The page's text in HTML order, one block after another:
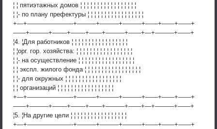
¦ ¦ пятиэтажных домов ¦ ¦ ¦ ¦ ¦ ¦ ¦ ¦ ¦ ¦ ¦ ¦ ¦ ¦ ¦ ¦ ¦
¦ ¦- по плану префектуры ¦ ¦ ¦ ¦ ¦ ¦ ¦ ¦ ¦ ¦ ¦ ¦ ¦ ¦ ¦ ¦ ¦
+—+———————-+———+———+———+——+——+——+
——+———+——-+——-+——+———+——+—+———+——+
¦4. ¦Для работников ¦ ¦ ¦ ¦ ¦ ¦ ¦ ¦ ¦ ¦ ¦ ¦ ¦ ¦ ¦ ¦ ¦
¦ ¦орг. гор. хозяйства: ¦ ¦ ¦ ¦ ¦ ¦ ¦ ¦ ¦ ¦ ¦ ¦ ¦ ¦ ¦ ¦ ¦
¦ ¦- на осуществление ¦ ¦ ¦ ¦ ¦ ¦ ¦ ¦ ¦ ¦ ¦ ¦ ¦ ¦ ¦ ¦ ¦
¦ ¦ экспл. жилого фонда ¦ ¦ ¦ ¦ ¦ ¦ ¦ ¦ ¦ ¦ ¦ ¦ ¦ ¦ ¦ ¦ ¦
¦ ¦- для окружных ¦ ¦ ¦ ¦ ¦ ¦ ¦ ¦ ¦ ¦ ¦ ¦ ¦ ¦ ¦ ¦ ¦
¦ ¦ организаций ¦ ¦ ¦ ¦ ¦ ¦ ¦ ¦ ¦ ¦ ¦ ¦ ¦ ¦ ¦ ¦ ¦
+—+———————-+———+———+———+——+——+——+
——+———+——-+——-+——+———+——+—+———+——+
¦5. ¦На другие цели ¦ ¦ ¦ ¦ ¦ ¦ ¦ ¦ ¦ ¦ ¦ ¦ ¦ ¦ ¦ ¦ ¦
+—+———————-+———+———+———+——+——+——+